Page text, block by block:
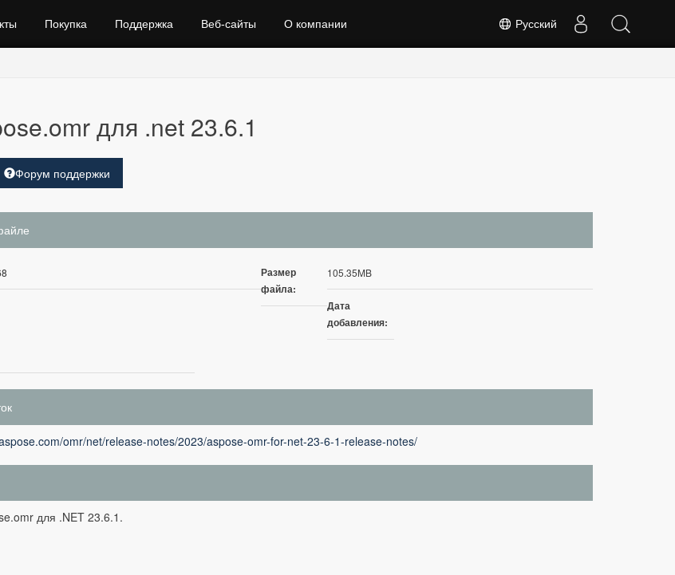
Русский
Покупка Поддержка Веб‑сайты О компании
для .net 23.6.1
Форум поддержки
Размер
файла:
105.35MB
Дата
добавления:
omr/net/release-notes/2023/aspose-omr-for-net-23-6-1-release-notes/
для .NET 23.6.1.